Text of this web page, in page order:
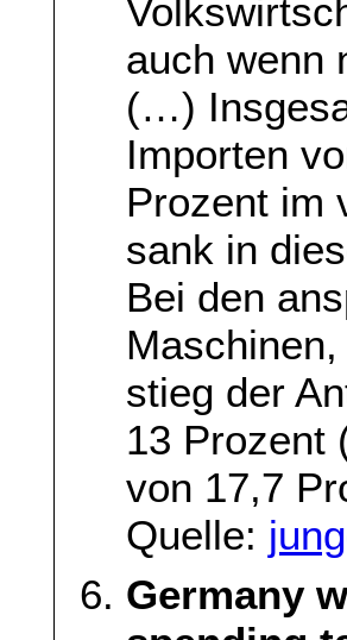
auch wenn
(…)
Importen
Prozent im
sank in
Bei den
stieg der
13 Prozent
von 17,7
Quelle:
Germany